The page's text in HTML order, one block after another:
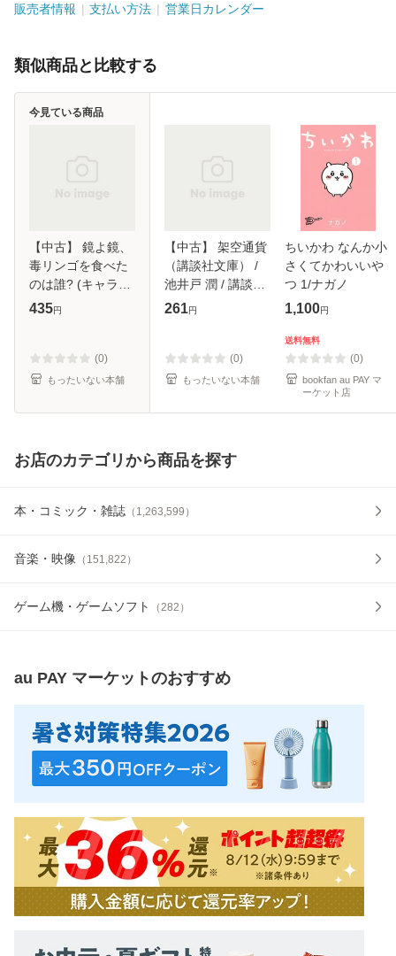
販売者情報 支払い方法 営業日カレンダー
類似商品と比較する
【中古】 鏡よ鏡、
毒リンゴを食べた
のは誰? (キャラ文
庫 こ4-4) / 小中大
無料】
435円
(0)
もったいない本舗
今見ている商品
【中古】 架空通貨
（講談社文庫） /
池井戸 潤 / 講談社
[文庫]【メール便送
261円
(0)
もったいない本舗
ちいかわ なんか小
さくてかわいいや
つ 1/ナガノ
1,100円
送料無料
(0)
bookfan au PAY マ
ーケット店
お店のカテゴリから商品を探す
本・コミック・雑誌 （ 1,263,599 ）
音楽・映像 （ 151,822 ）
ゲーム機・ゲームソフト （282 ）
au PAY マーケットのおすすめ